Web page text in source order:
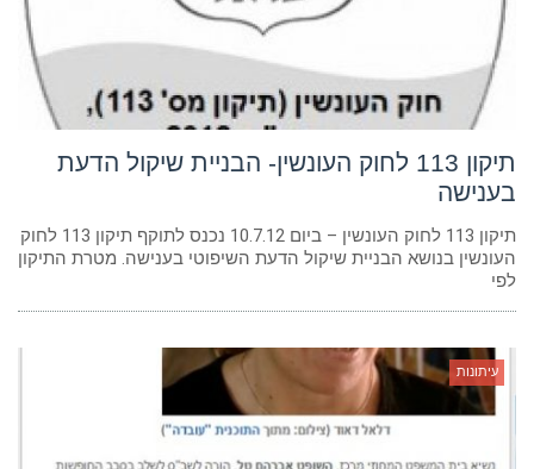
תיקון 113 לחוק העונשין- הבניית שיקול הדעת
בענישה
תיקון 113 לחוק העונשין – ביום 10.7.12 נכנס לתוקף תיקון 113 לחוק
העונשין בנושא הבניית שיקול הדעת השיפוטי בענישה. מטרת התיקון
לפי
עיתונות